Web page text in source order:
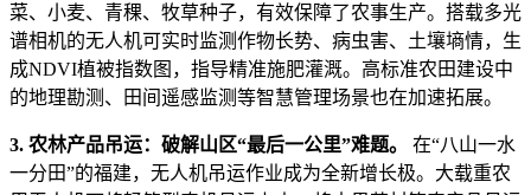
菜、小麦、青稞、牧草种子，有效保障了农事生产。搭载多光
谱相机的无人机可实时监测作物长势、病虫害、土壤墒情，生
成NDVI植被指数图，指导精准施肥灌溉。高标准农田建设中
的地理勘测、田间遥感监测等智慧管理场景也在加速拓展。
3. 农林产品吊运：破解山区“最后一公里”难题。
在“八山一水
一分田”的福建，无人机吊运作业成为全新增长极。大载重农